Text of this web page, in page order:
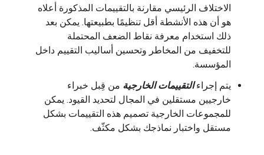
الاختلاف الرئيسي مقارنة بالتقييمات المذكورة أعلاه
هو أن هذه الأنشطة أقل تنظيمًا بطبيعتها. يمكن بعد
ذلك استخدام معرفة نقاط الضعف المحتملة
للتخفيف من المخاطر وتحسين أساليب التقييم داخل
المؤسسة.
يتم إجراءالتقييمات الخارجية من قِبل خبراء
خارجيين مستقلين في المجال لتحديد القيود. يمكن
للمجموعات الخارجية تصميم هذه التقييمات بشكل
مستقل واختبار نماذجك بشكل مكثّف.